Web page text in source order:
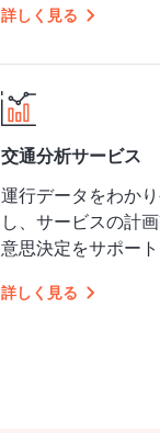
詳しく見る
交通分析サービス
運行データをわか
し、サービスの計
意思決定をサポート
詳しく見る